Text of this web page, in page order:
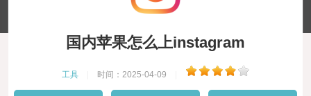
国内苹果怎么上instagram
工具 时间：2025-04-09